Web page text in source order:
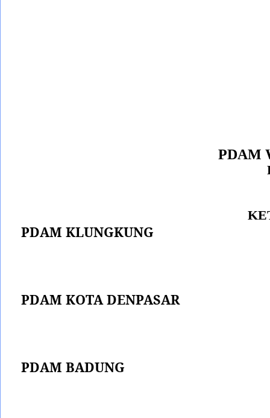
PDAM
PDAM KLUNGKUNG
PDAM KOTA DENPASAR
PDAM BADUNG